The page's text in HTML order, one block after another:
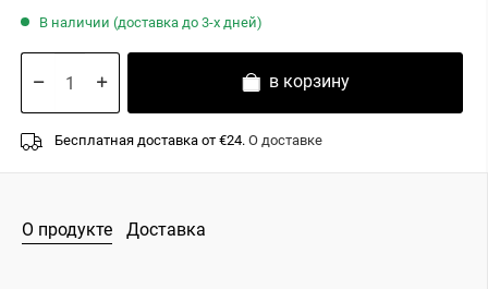
В наличии (доставка до 3-х дней)
в корзину
Бесплатная доставка от €24. О доставке
О продукте Доставка